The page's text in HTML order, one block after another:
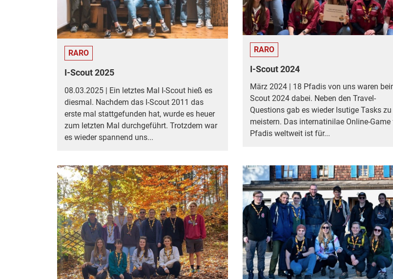
RARO
I-Scout 2025
08.03.2025 | Ein letztes Mal I-Scout hieß es
diesmal. Nachdem das I-Scout 2011 das
erste mal stattgefunden hat, wurde es heuer
zum letzten Mal durchgeführt. Trotzdem war
es wieder spannend uns...
RARO
I-Scout 2024
März 2024 | 18 Pfadis von uns waren
Scout 2024 dabei. Neben den Travel-
Questions gab es wieder lsutige Tasks zu
meistern. Das internatinilae Online-Game
Pfadis weltweit ist für...